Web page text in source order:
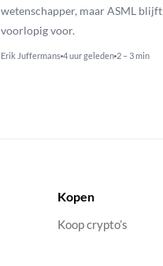
wetenschapper, maar ASML blijft
voorlopig voor.
Erik Juffermans 4 uur geleden 2 – 3 min
Kopen
Koop crypto’s